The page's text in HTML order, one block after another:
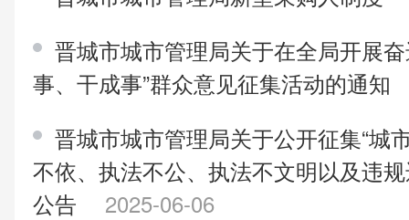
晋城市城市管理局关于在全局开展奋
事、干成事”群众意见征集活动的通知
晋城市城市管理局关于公开征集“城
不依、执法不公、执法不文明以及违
公告
2025-06-06